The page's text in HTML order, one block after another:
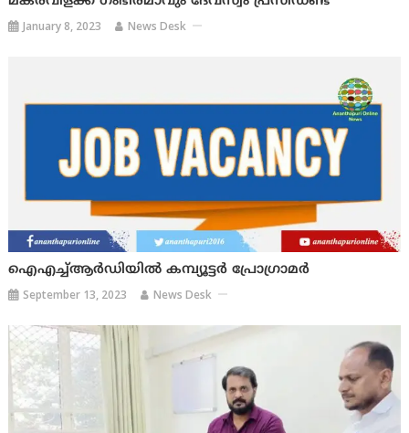
January 8, 2023 News Desk
ഐഎച്ച്ആര്‍ഡിയില്‍ കമ്പ്യൂട്ടര്‍ പ്രോഗ്രാമര്‍
September 13, 2023 News Desk